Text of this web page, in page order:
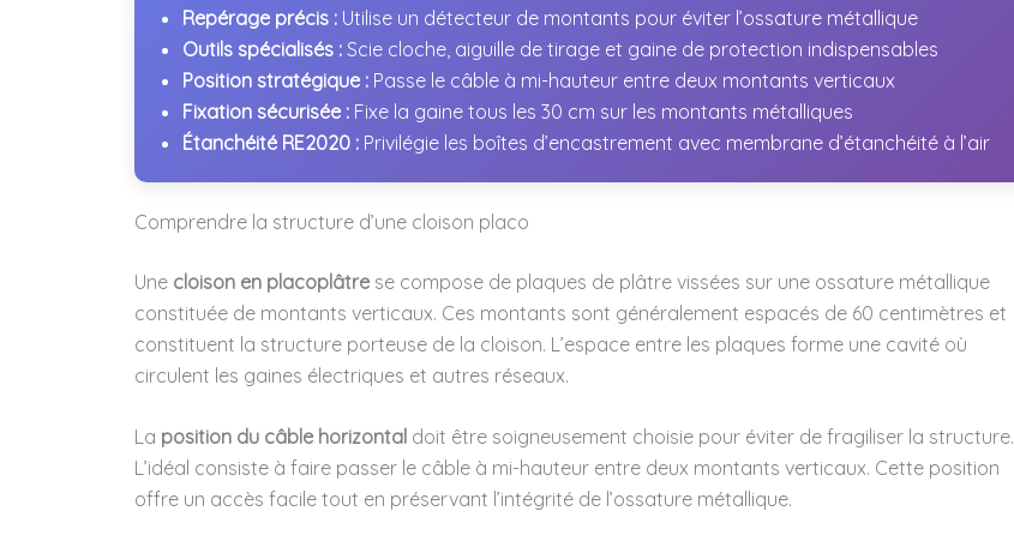
Repérage précis : Utilise un détecteur de montants pour éviter l’ossature métallique
Outils spécialisés : Scie cloche, aiguille de tirage et gaine de protection indispensables
Position stratégique : Passe le câble à mi-hauteur entre deux montants verticaux
Fixation sécurisée : Fixe la gaine tous les 30 cm sur les montants métalliques
Étanchéité RE2020 : Privilégie les boîtes d’encastrement avec membrane d’étanchéité à l’air
Comprendre la structure d’une cloison placo
Une cloison en placoplâtre se compose de plaques de plâtre vissées sur une ossature métallique
constituée de montants verticaux. Ces montants sont généralement espacés de 60 centimètres et
constituent la structure porteuse de la cloison. L’espace entre les plaques forme une cavité où
circulent les gaines électriques et autres réseaux.
La position du câble horizontal doit être soigneusement choisie pour éviter de fragiliser la structure.
L’idéal consiste à faire passer le câble à mi-hauteur entre deux montants verticaux. Cette position
offre un accès facile tout en préservant l’intégrité de l’ossature métallique.